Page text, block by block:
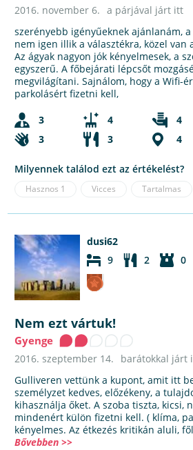
2016. november 6. a párjával járt itt
szerényebb igényűeknek ajánlanám,
nem igen illik a választékra, közel van
Az ágyak nagyon jók kényelmesek, a
egyszerű. A főbejárati lépcsőt
megvilágítani. Sajnálom, hogy a Wifi-
parkolásért fizetni kell,
3
4 4
3
3 4
Milyennek találod ezt az értékelést?
Hasznos 1 Vicces Tartalmas
dusi62
9
2 0
Nem ezt vártuk!
Gyenge
2016. szeptember 14.
barátokkal járt
Gulliveren vettünk a kupont, amit itt
személyzet kedves, előzékeny, a
kihasználja őket. A szoba tiszta, kicsi,
mindenért külön fizetni kell. ( klíma,
kényelmes. Az étkezés kritikán aluli,
Bővebben >>